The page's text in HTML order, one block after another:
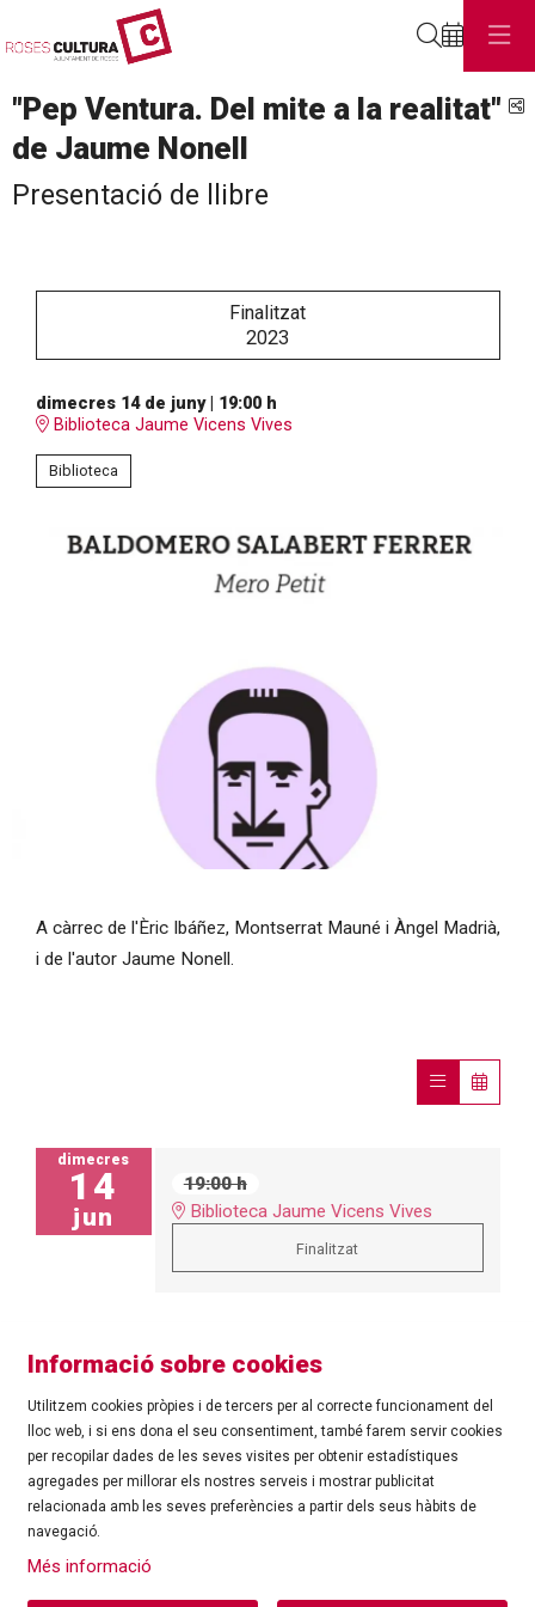
"Pep Ventura. Del mite a la realitat"
de Jaume Nonell
Presentació de llibre
Finalitzat
2023
dimecres 14 de juny| 19:00 h
Biblioteca Jaume Vicens Vives
Biblioteca
A càrrec de l'Èric Ibáñez, Montserrat Mauné i Àngel Madrià,
i de l'autor Jaume Nonell.
dimecres
14
jun
19:00 h
Biblioteca Jaume Vicens Vives
Finalitzat
©Ajuntament de Roses| C/ Tarragona, 81 | 17480 ROSES
Tel.: 972 25 24 00 |cultura@roses.cat
Sitemap | Ús de Cookies
Informació sobre cookies
Utilitzem cookies pròpies i de tercers per al correcte funcionament del
lloc web, i si ens dona el seu consentiment, també farem servir cookies
per recopilar dades de les seves visites per obtenir estadístiques
agregades per millorar els nostres serveis i mostrar publicitat
relacionada amb les seves preferències a partir dels seus hàbits de
navegació.
Més informació